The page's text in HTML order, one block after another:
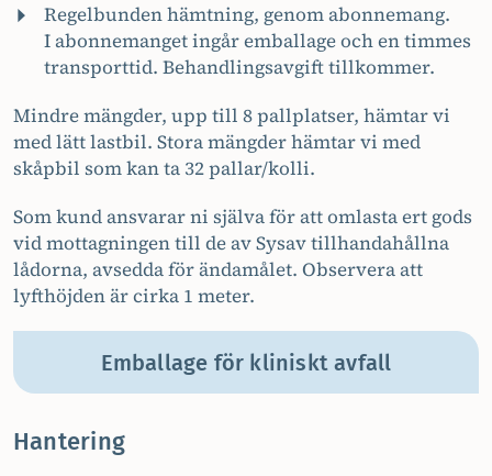
Regelbunden hämtning, genom abonnemang.
I abonnemanget ingår emballage och en timmes
transporttid. Behandlingsavgift tillkommer.
Mindre mängder, upp till 8 pallplatser, hämtar vi
med lätt lastbil. Stora mängder hämtar vi med
skåpbil som kan ta 32 pallar/kolli.
Som kund ansvarar ni själva för att omlasta ert gods
vid mottagningen till de av Sysav tillhandahållna
lådorna, avsedda för ändamålet. Observera att
lyfthöjden är cirka 1 meter.
Emballage för kliniskt avfall
Hantering